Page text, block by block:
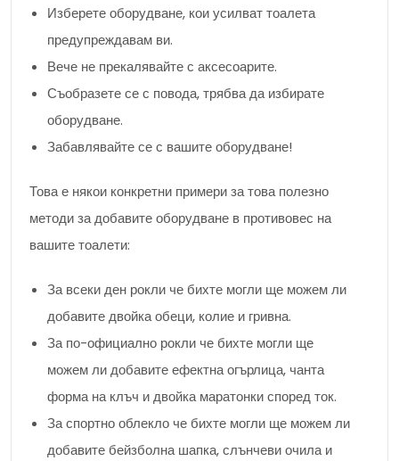
Изберете оборудване, кои усилват тоалета
предупреждавам ви.
Вече не прекалявайте с аксесоарите.
Съобразете се с повода, трябва да избирате
оборудване.
Забавлявайте се с вашите оборудване!
Това е някои конкретни примери за това полезно
методи за добавите оборудване в противовес на
вашите тоалети:
За всеки ден рокли че бихте могли ще можем ли
добавите двойка обеци, колие и гривна.
За по-официално рокли че бихте могли ще
можем ли добавите ефектна огърлица, чанта
форма на клъч и двойка маратонки според ток.
За спортно облекло че бихте могли ще можем ли
добавите бейзболна шапка, слънчеви очила и